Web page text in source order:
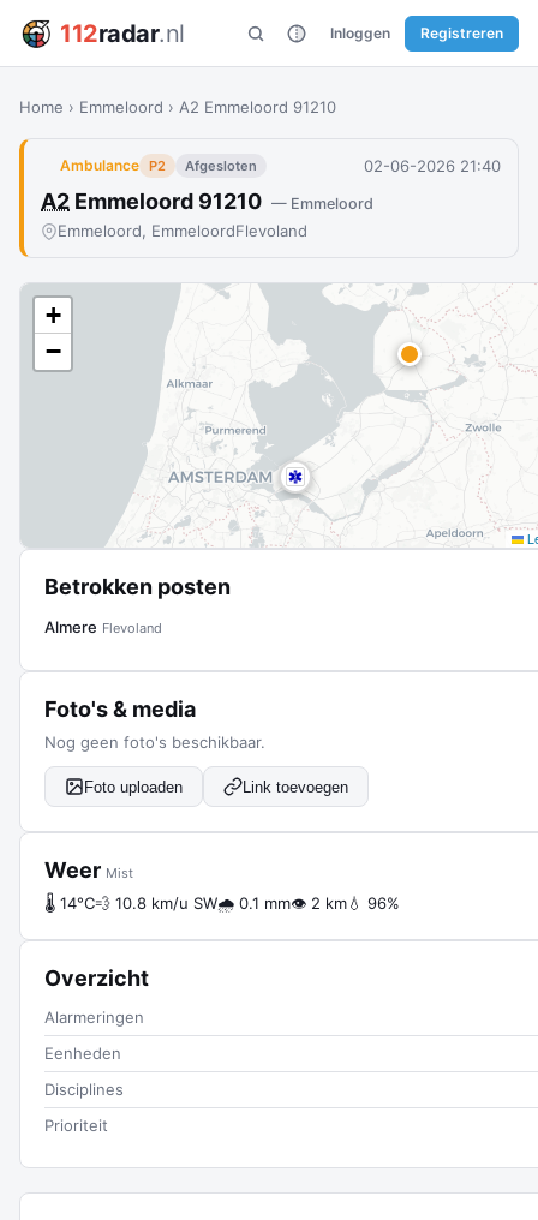
112radar.nl Inloggen Registreren
Home › Emmeloord › A2 Emmeloord 91210
Ambulance P2 Afgesloten 02-06-2026 21:40
A2 Emmeloord 91210 — Emmeloord
Emmeloord, EmmeloordFlevoland
+
−
Betrokken posten
Almere Flevoland
Foto's & media
Nog geen foto's beschikbaar.
Foto uploaden Link toevoegen
Weer Mist
🌡 14°C💨 10.8 km/u SW🌧 0.1 mm👁 2 km💧 96%
Overzicht
Alarmeringen
Eenheden
Disciplines
Prioriteit